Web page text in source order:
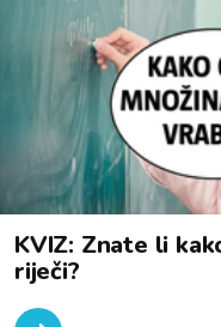
KVIZ: Znate li
riječi?